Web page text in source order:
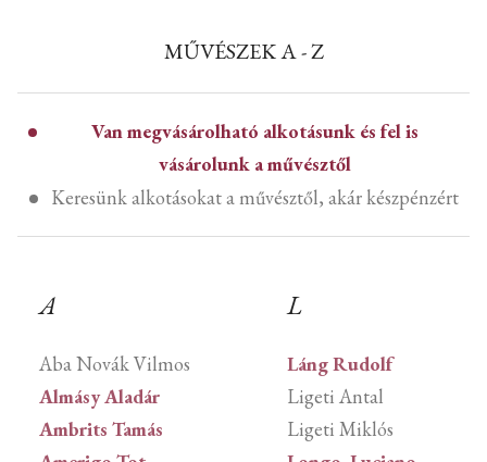
MŰVÉSZEK A - Z
Van megvásárolható alkotásunk és fel is
vásárolunk a művésztől
Keresünk alkotásokat a művésztől, akár készpénzért
A
Aba Novák Vilmos
Almásy Aladár
Ambrits Tamás
L
Láng Rudolf
Ligeti Antal
Ligeti Miklós